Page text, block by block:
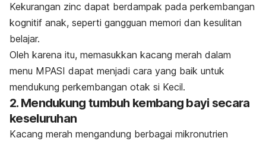
Kekurangan zinc dapat berdampak pada perkembangan
kognitif anak, seperti gangguan memori dan kesulitan
belajar.
Oleh karena itu, memasukkan kacang merah dalam
menu MPASI dapat menjadi cara yang baik untuk
mendukung perkembangan otak si Kecil.
2. Mendukung tumbuh kembang bayi secara
keseluruhan
Kacang merah mengandung berbagai mikronutrien